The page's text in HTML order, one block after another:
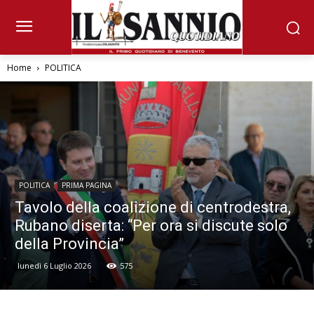
Home POLITICA
POLITICA PRIMA PAGINA
Tavolo della coalizione di centrodestra,
Rubano diserta: “Per ora si discute solo
della Provincia”
lunedì 6 Luglio 2026 575